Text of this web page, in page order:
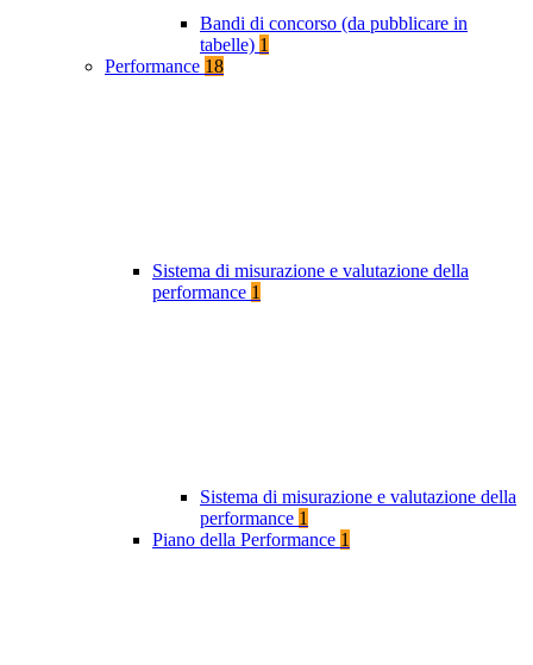
Bandi di concorso (da pubblicare in
tabelle) 1
Performance 18
Sistema di misurazione e valutazione della
performance 1
Sistema di misurazione e valutazione della
performance 1
Piano della Performance 1